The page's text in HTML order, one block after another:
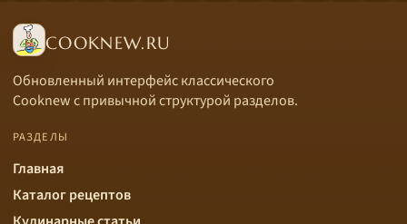
COOKNEW.RU
Обновленный интерфейс классического
Cooknew с привычной структурой разделов.
РАЗДЕЛЫ
Главная
Каталог рецептов